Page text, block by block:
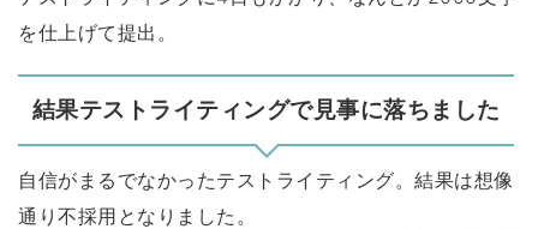
を仕上げて提出。
結果テストライティングで見事に落ちました
自信がまるでなかったテストライティング。結果は想像
通り不採用となりました。